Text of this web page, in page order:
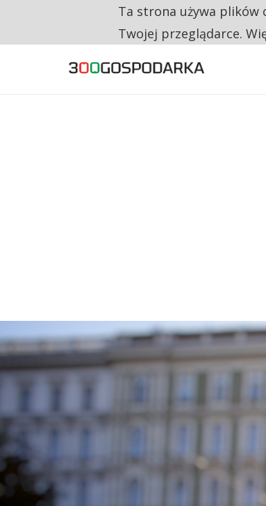
RESTRYKCJE CHIN UDERZAJĄ W
Ta strona używa plików
Twojej przeglądarce.